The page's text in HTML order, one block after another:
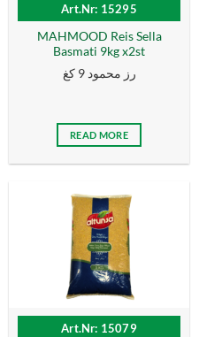
Art.Nr: 15295
MAHMOOD Reis Sella
Basmati 9kg x2st
رز محمود 9 كغ
READ MORE
Art.Nr: 15079